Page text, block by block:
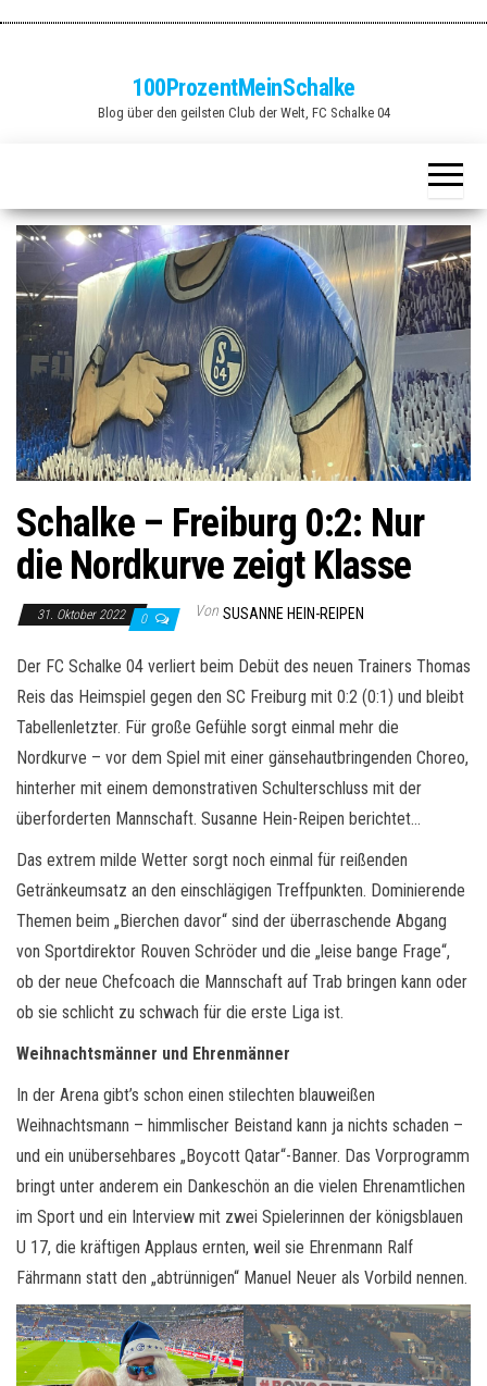
100ProzentMeinSchalke
Blog über den geilsten Club der Welt, FC Schalke 04
Schalke – Freiburg 0:2: Nur
die Nordkurve zeigt Klasse
31. Oktober 2022 0 Von SUSANNE HEIN-REIPEN
Der FC Schalke 04 verliert beim Debüt des neuen Trainers Thomas
Reis das Heimspiel gegen den SC Freiburg mit 0:2 (0:1) und bleibt
Tabellenletzter. Für große Gefühle sorgt einmal mehr die
Nordkurve – vor dem Spiel mit einer gänsehautbringenden Choreo,
hinterher mit einem demonstrativen Schulterschluss mit der
überforderten Mannschaft. Susanne Hein-Reipen berichtet…
Das extrem milde Wetter sorgt noch einmal für reißenden
Getränkeumsatz an den einschlägigen Treffpunkten. Dominierende
Themen beim „Bierchen davor“ sind der überraschende Abgang
von Sportdirektor Rouven Schröder und die „leise bange Frage“,
ob der neue Chefcoach die Mannschaft auf Trab bringen kann oder
ob sie schlicht zu schwach für die erste Liga ist.
Weihnachtsmänner und Ehrenmänner
In der Arena gibt’s schon einen stilechten blauweißen
Weihnachtsmann – himmlischer Beistand kann ja nichts schaden –
und ein unübersehbares „Boycott Qatar“-Banner. Das Vorprogramm
bringt unter anderem ein Dankeschön an die vielen Ehrenamtlichen
im Sport und ein Interview mit zwei Spielerinnen der königsblauen
U 17, die kräftigen Applaus ernten, weil sie Ehrenmann Ralf
Fährmann statt den „abtrünnigen“ Manuel Neuer als Vorbild nennen.